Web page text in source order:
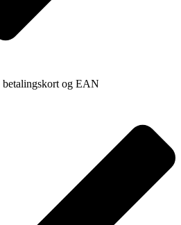
betalingskort og EAN